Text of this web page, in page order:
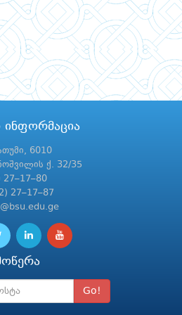
ინფორმაცია
6010
ქ. 32/35
27–17–87
Go!